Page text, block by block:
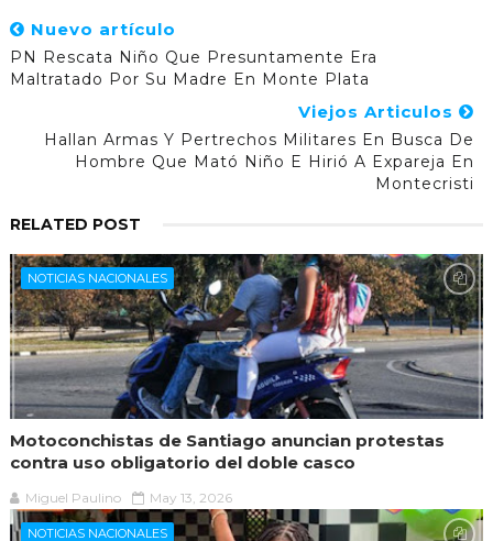
Nuevo artículo
PN Rescata Niño Que Presuntamente Era
Maltratado Por Su Madre En Monte Plata
Viejos Articulos
Hallan Armas Y Pertrechos Militares En Busca De
Hombre Que Mató Niño E Hirió A Expareja En
Montecristi
RELATED POST
NOTICIAS NACIONALES
Motoconchistas de Santiago anuncian protestas
contra uso obligatorio del doble casco
Miguel Paulino May 13, 2026
NOTICIAS NACIONALES